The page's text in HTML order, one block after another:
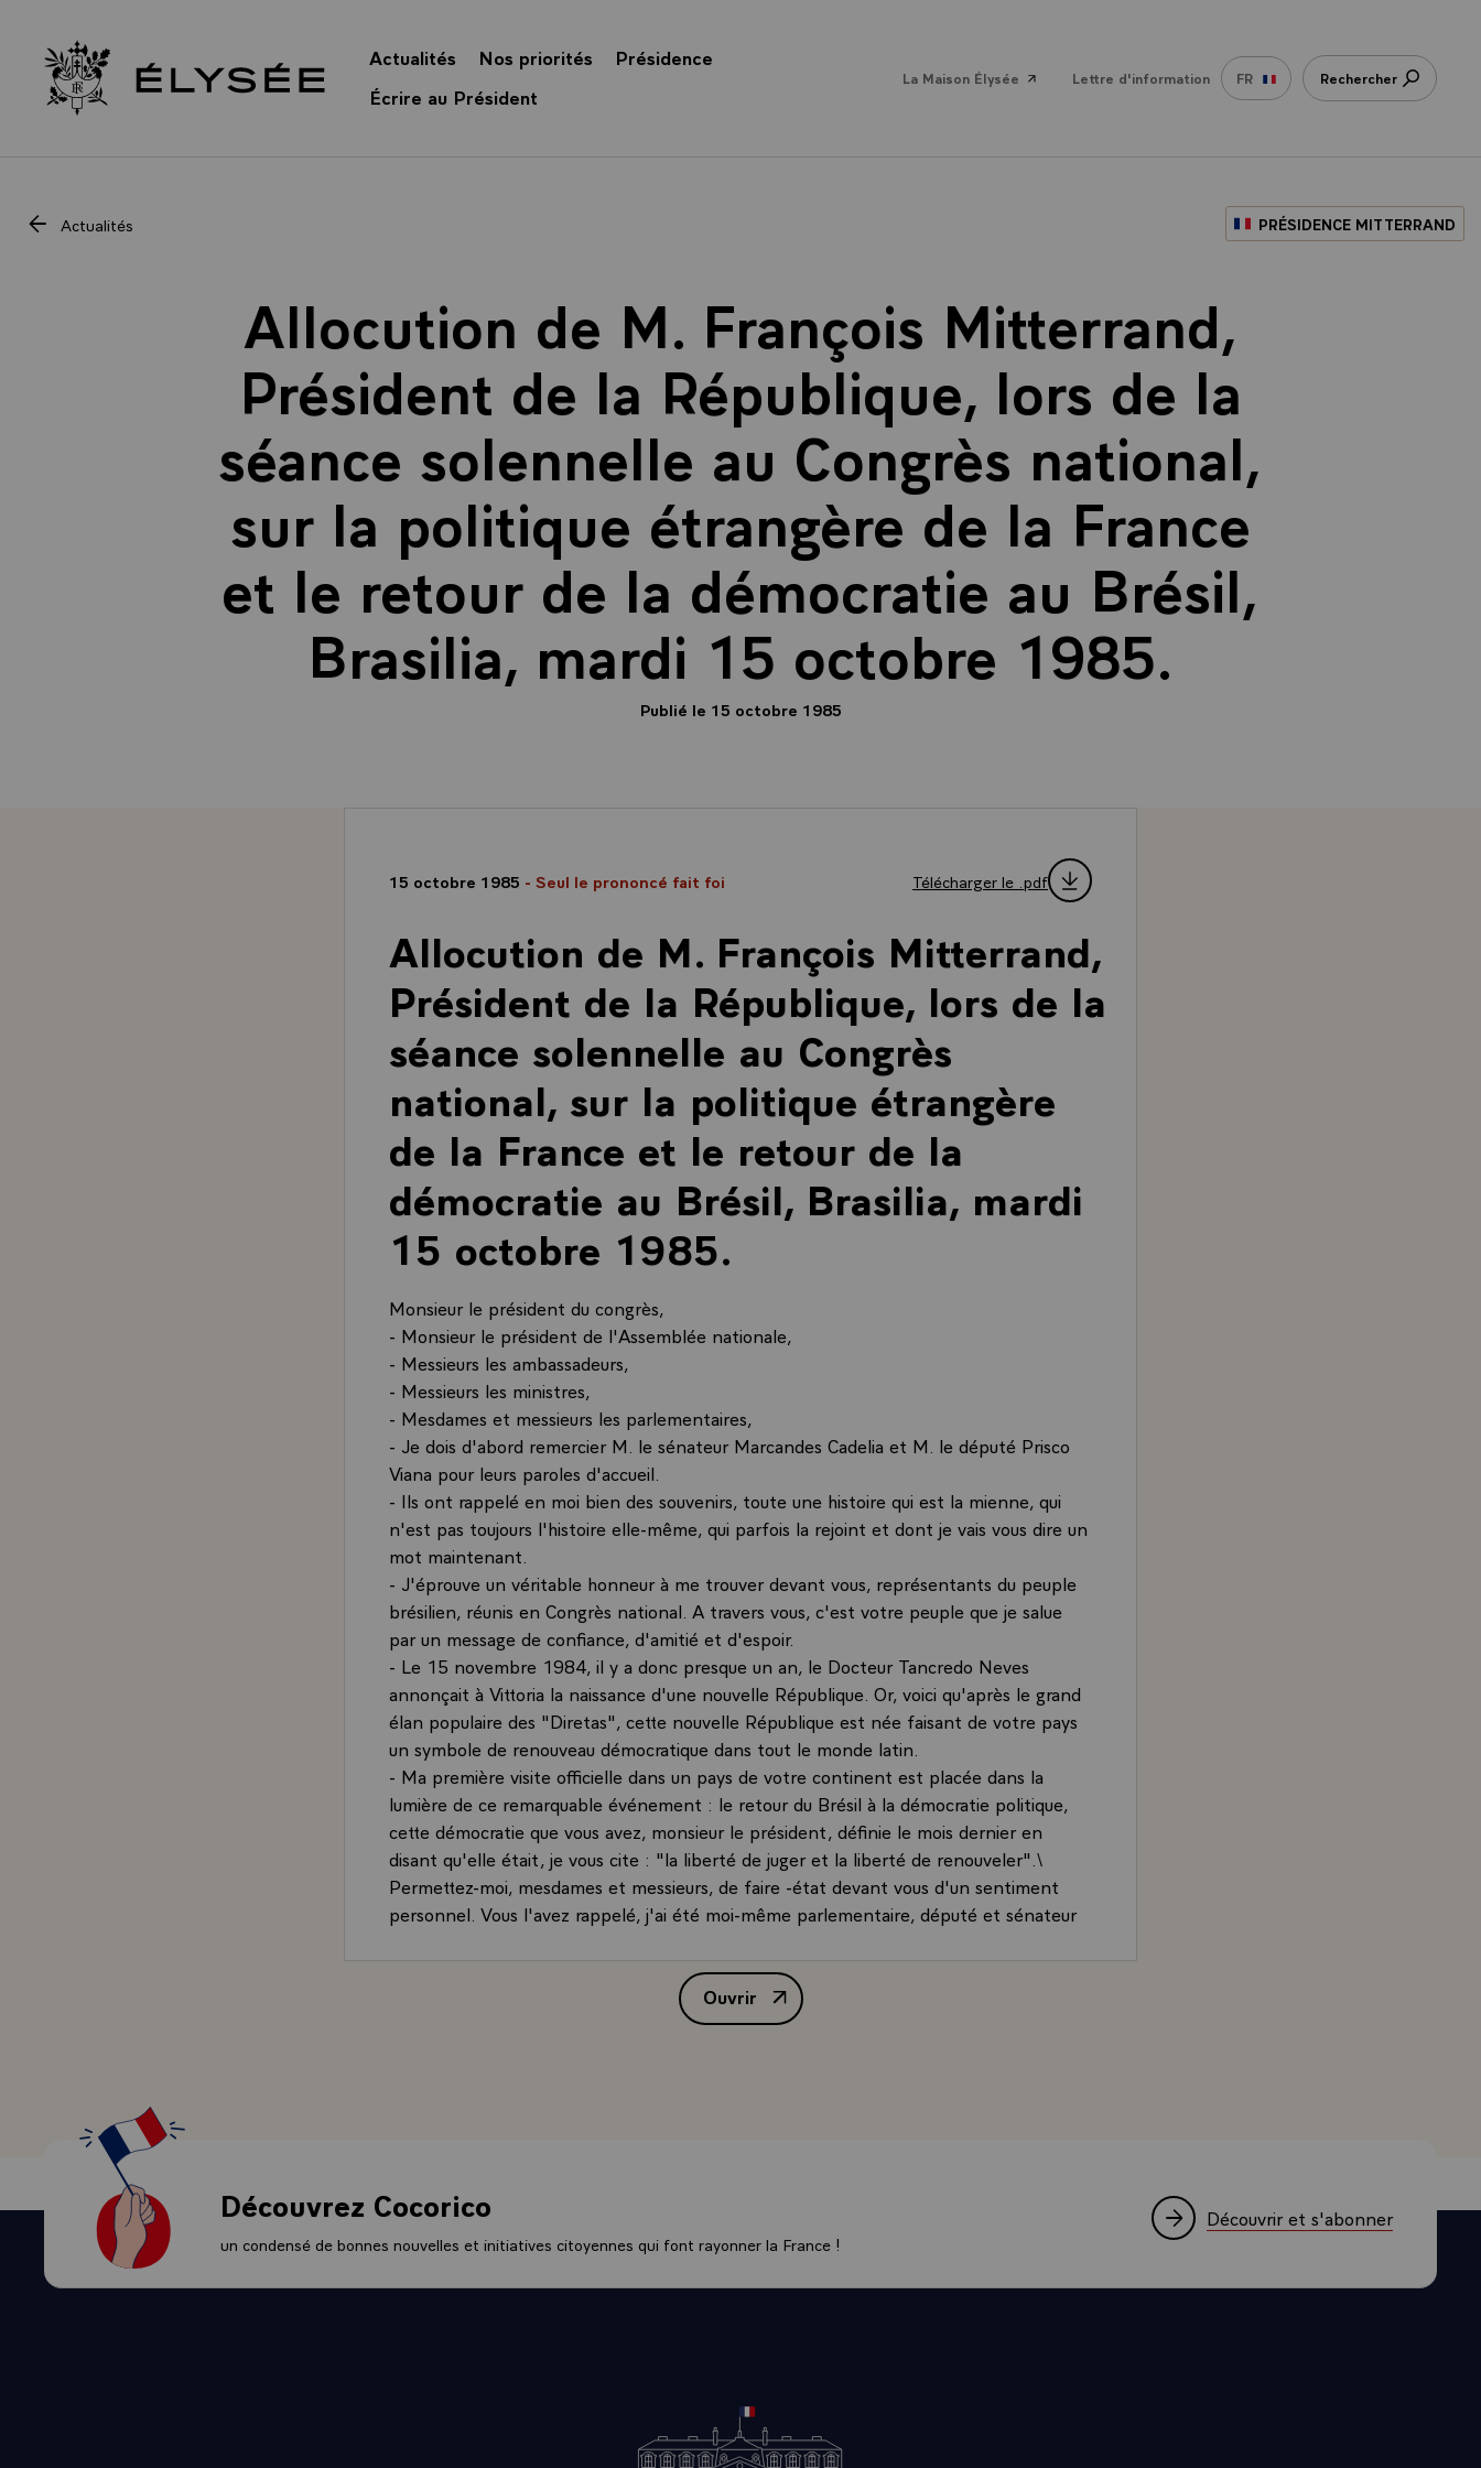
Retour à l’accueil Élysée
Actualités Nos priorités
Présidence
Écrire au Président
La Maison Élysée Lettre d'information FR Rechercher
Actualités PRÉSIDENCE MITTERRAND
Allocution de M. François Mitterrand,
Président de la République, lors de la
séance solennelle au Congrès national,
sur la politique étrangère de la France
et le retour de la démocratie au Brésil,
Brasilia, mardi 15 octobre 1985.
Publié le 15 octobre 1985
15 octobre 1985 - Seul le prononcé fait foi Télécharger le .pdf
Allocution de M. François Mitterrand,
Président de la République, lors de la
séance solennelle au Congrès
national, sur la politique étrangère
de la France et le retour de la
démocratie au Brésil, Brasilia, mardi
15 octobre 1985.
Monsieur le président du congrès,
- Monsieur le président de l'Assemblée nationale,
- Messieurs les ambassadeurs,
- Messieurs les ministres,
- Mesdames et messieurs les parlementaires,
- Je dois d'abord remercier M. le sénateur Marcandes Cadelia et M. le député Prisco
Viana pour leurs paroles d'accueil.
- Ils ont rappelé en moi bien des souvenirs, toute une histoire qui est la mienne, qui
n'est pas toujours l'histoire elle-même, qui parfois la rejoint et dont je vais vous dire un
mot maintenant.
- J'éprouve un véritable honneur à me trouver devant vous, représentants du peuple
brésilien, réunis en Congrès national. A travers vous, c'est votre peuple que je salue
par un message de confiance, d'amitié et d'espoir.
- Le 15 novembre 1984, il y a donc presque un an, le Docteur Tancredo Neves
annonçait à Vittoria la naissance d'une nouvelle République. Or, voici qu'après le grand
élan populaire des "Diretas", cette nouvelle République est née faisant de votre pays
un symbole de renouveau démocratique dans tout le monde latin.
- Ma première visite officielle dans un pays de votre continent est placée dans la
lumière de ce remarquable événement : le retour du Brésil à la démocratie politique,
cette démocratie que vous avez, monsieur le président, définie le mois dernier en
disant qu'elle était, je vous cite : "la liberté de juger et la liberté de renouveler".\
Permettez-moi, mesdames et messieurs, de faire -état devant vous d'un sentiment
personnel. Vous l'avez rappelé, j'ai été moi-même parlementaire, député et sénateur
jusqu'au jour où j'ai été appelé à exercer les fonctions de Président de la République
française j'ai vécu votre vie. Oh, sans doute les choses sont-elles différentes, les
moeurs, les usages, les traditions mais l'essentiel est là, le service de la démocratie en
pouvoirs au sein de la République française mais il y a un certain air du Parlement, une
façon d'être, une façon de s'exprimer, un souci de l'intérêt public auquel je reste
élevées de la nation. Et il peut légitimement prétendre à sa reconnaissance. Je n'ai
encore une fois, monsieur le président, qu'à reprendre vos propres paroles : "le
Ouvrir
Allocution de M. François Mitterrand, Président de la République, lors de la séance
Découvrez Cocorico
un condensé de bonnes nouvelles et initiatives citoyennes qui font rayonner la France !
Découvrir et s'abonner